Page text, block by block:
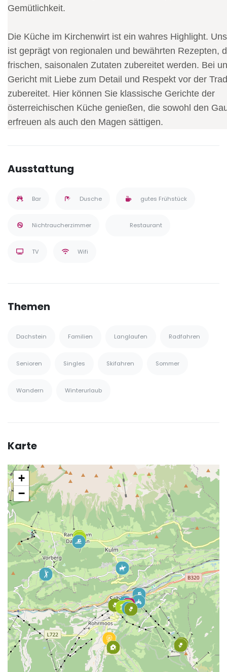
Gemütlichkeit.
Die Küche im Kirchenwirt ist ein wahres Highlight.
ist geprägt von regionalen und bewährten Rezepten,
frischen, saisonalen Zutaten zubereitet werden. Bei
Gericht mit Liebe zum Detail und Respekt vor der
zubereitet. Hier können Sie klassische Gerichte der
österreichischen Küche genießen, die sowohl den
erfreuen als auch den Magen sättigen.
Ausstattung
Bar Dusche gutes Frühstück
Nichtraucherzimmer Restaurant
TV Wifi
Themen
Dachstein Familien Langlaufen Radfahren
Senioren Singles Skifahren Sommer
Wandern Winterurlaub
Karte
+
−